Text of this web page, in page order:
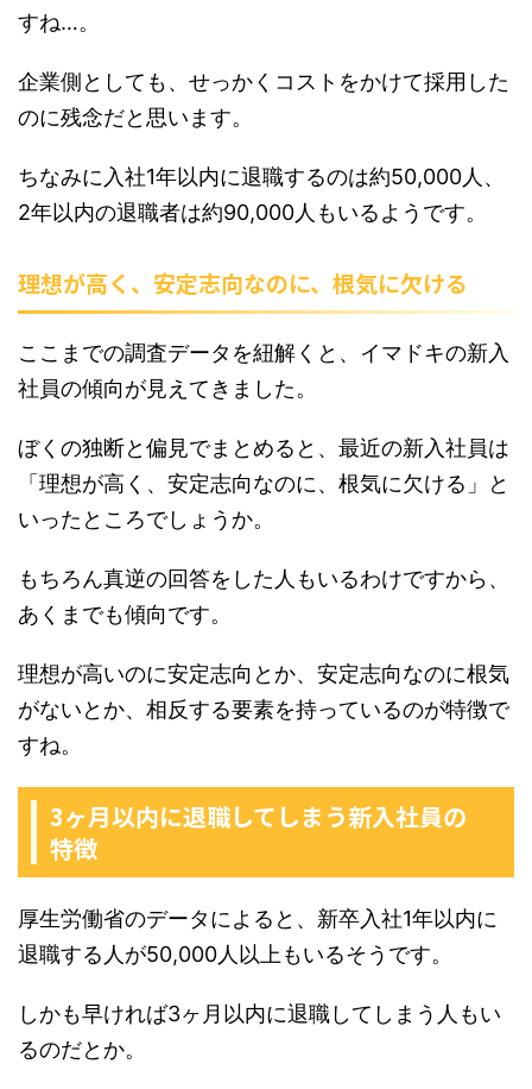
すね…。
企業側としても、せっかくコストをかけて採用した
のに残念だと思います。
ちなみに入社1年以内に退職するのは約50,000人、
2年以内の退職者は約90,000人もいるようです。
理想が高く、安定志向なのに、根気に欠ける
ここまでの調査データを紐解くと、イマドキの新入
社員の傾向が見えてきました。
ぼくの独断と偏見でまとめると、最近の新入社員は
「理想が高く、安定志向なのに、根気に欠ける」と
いったところでしょうか。
もちろん真逆の回答をした人もいるわけですから、
あくまでも傾向です。
理想が高いのに安定志向とか、安定志向なのに根気
がないとか、相反する要素を持っているのが特徴で
すね。
3ヶ月以内に退職してしまう新入社員の
特徴
厚生労働省のデータによると、新卒入社1年以内に
退職する人が50,000人以上もいるそうです。
しかも早ければ3ヶ月以内に退職してしまう人もい
るのだとか。